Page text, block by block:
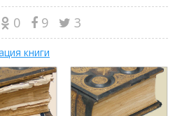
0 9 3
книги